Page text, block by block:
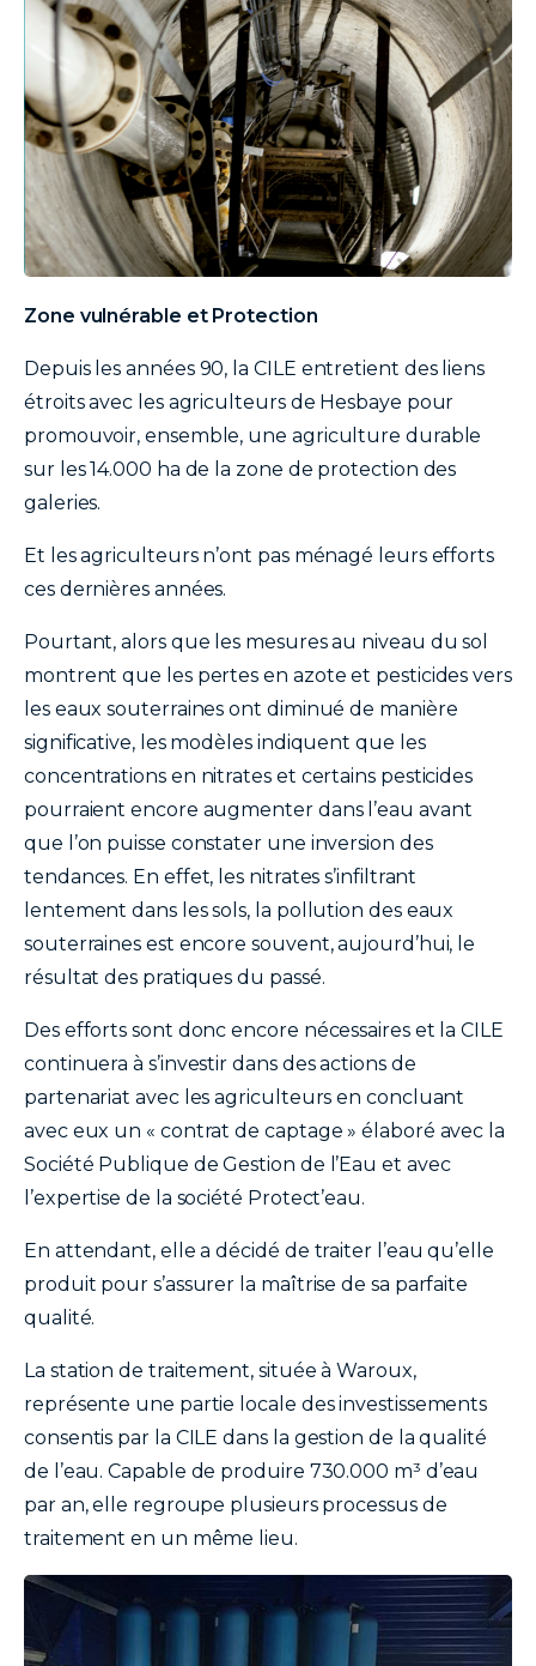
texte
Zone vulnérable et Protection
Depuis les années 90, la CILE entretient des liens
étroits avec les agriculteurs de Hesbaye pour
promouvoir, ensemble, une agriculture durable
sur les 14.000 ha de la zone de protection des
galeries.
Et les agriculteurs n’ont pas ménagé leurs efforts
ces dernières années.
Pourtant, alors que les mesures au niveau du sol
montrent que les pertes en azote et pesticides vers
les eaux souterraines ont diminué de manière
significative, les modèles indiquent que les
concentrations en nitrates et certains pesticides
pourraient encore augmenter dans l’eau avant
que l’on puisse constater une inversion des
tendances. En effet, les nitrates s’infiltrant
lentement dans les sols, la pollution des eaux
souterraines est encore souvent, aujourd’hui, le
résultat des pratiques du passé.
Des efforts sont donc encore nécessaires et la CILE
continuera à s’investir dans des actions de
partenariat avec les agriculteurs en concluant
avec eux un « contrat de captage » élaboré avec la
Société Publique de Gestion de l’Eau et avec
l’expertise de la société Protect’eau.
En attendant, elle a décidé de traiter l’eau qu’elle
produit pour s’assurer la maîtrise de sa parfaite
qualité.
La station de traitement, située à Waroux,
représente une partie locale des investissements
consentis par la CILE dans la gestion de la qualité
de l’eau. Capable de produire 730.000 m³ d’eau
par an, elle regroupe plusieurs processus de
traitement en un même lieu.
image